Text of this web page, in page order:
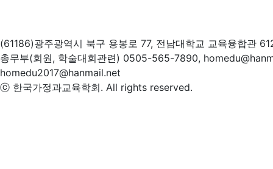
(61186)광주광역시 북구 용봉로 77, 전남대학교 교육융합관
총무부(회원, 학술대회관련) 0505-565-7890,
homedu2017@hanmail.net
ⓒ 한국가정과교육학회. All rights reserved.